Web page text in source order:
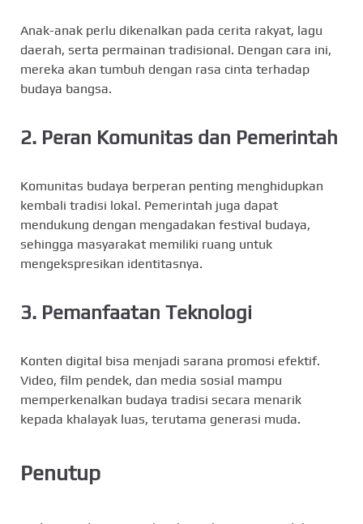
Anak-anak perlu dikenalkan pada cerita rakyat, lagu
daerah, serta permainan tradisional. Dengan cara ini,
mereka akan tumbuh dengan rasa cinta terhadap
budaya bangsa.
2. Peran Komunitas dan Pemerintah
Komunitas budaya berperan penting menghidupkan
kembali tradisi lokal. Pemerintah juga dapat
mendukung dengan mengadakan festival budaya,
sehingga masyarakat memiliki ruang untuk
mengekspresikan identitasnya.
3. Pemanfaatan Teknologi
Konten digital bisa menjadi sarana promosi efektif.
Video, film pendek, dan media sosial mampu
memperkenalkan budaya tradisi secara menarik
kepada khalayak luas, terutama generasi muda.
Penutup